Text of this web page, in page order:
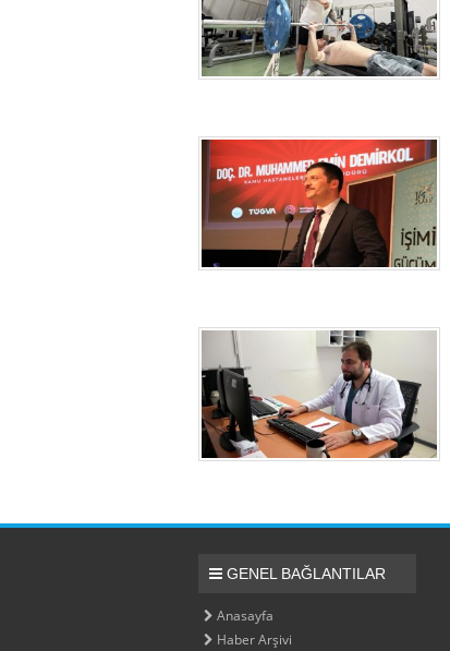
GENEL BAĞLANTILAR
Anasayfa
Haber Arşivi